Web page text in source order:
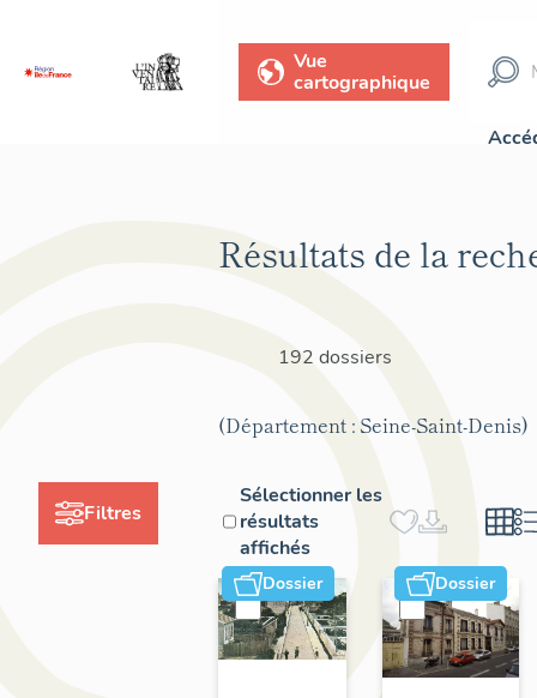
Vue
cartographique
Filtres
Résultats de la
192 dossiers
(Département : Seine-Saint-Denis)
Sélectionner les
résultats
affichés
Dossier Dossier